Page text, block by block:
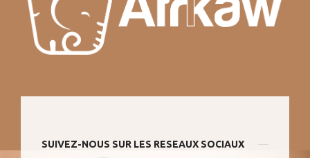
SUIVEZ-NOUS SUR LES RESEAUX SOCIAUX